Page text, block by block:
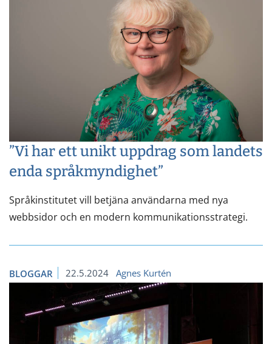
”Vi har ett unikt uppdrag som landets
enda språkmyndighet”
Språkinstitutet vill betjäna användarna med nya
webbsidor och en modern kommunikationsstrategi.
BLOGGAR 22.5.2024 Agnes Kurtén